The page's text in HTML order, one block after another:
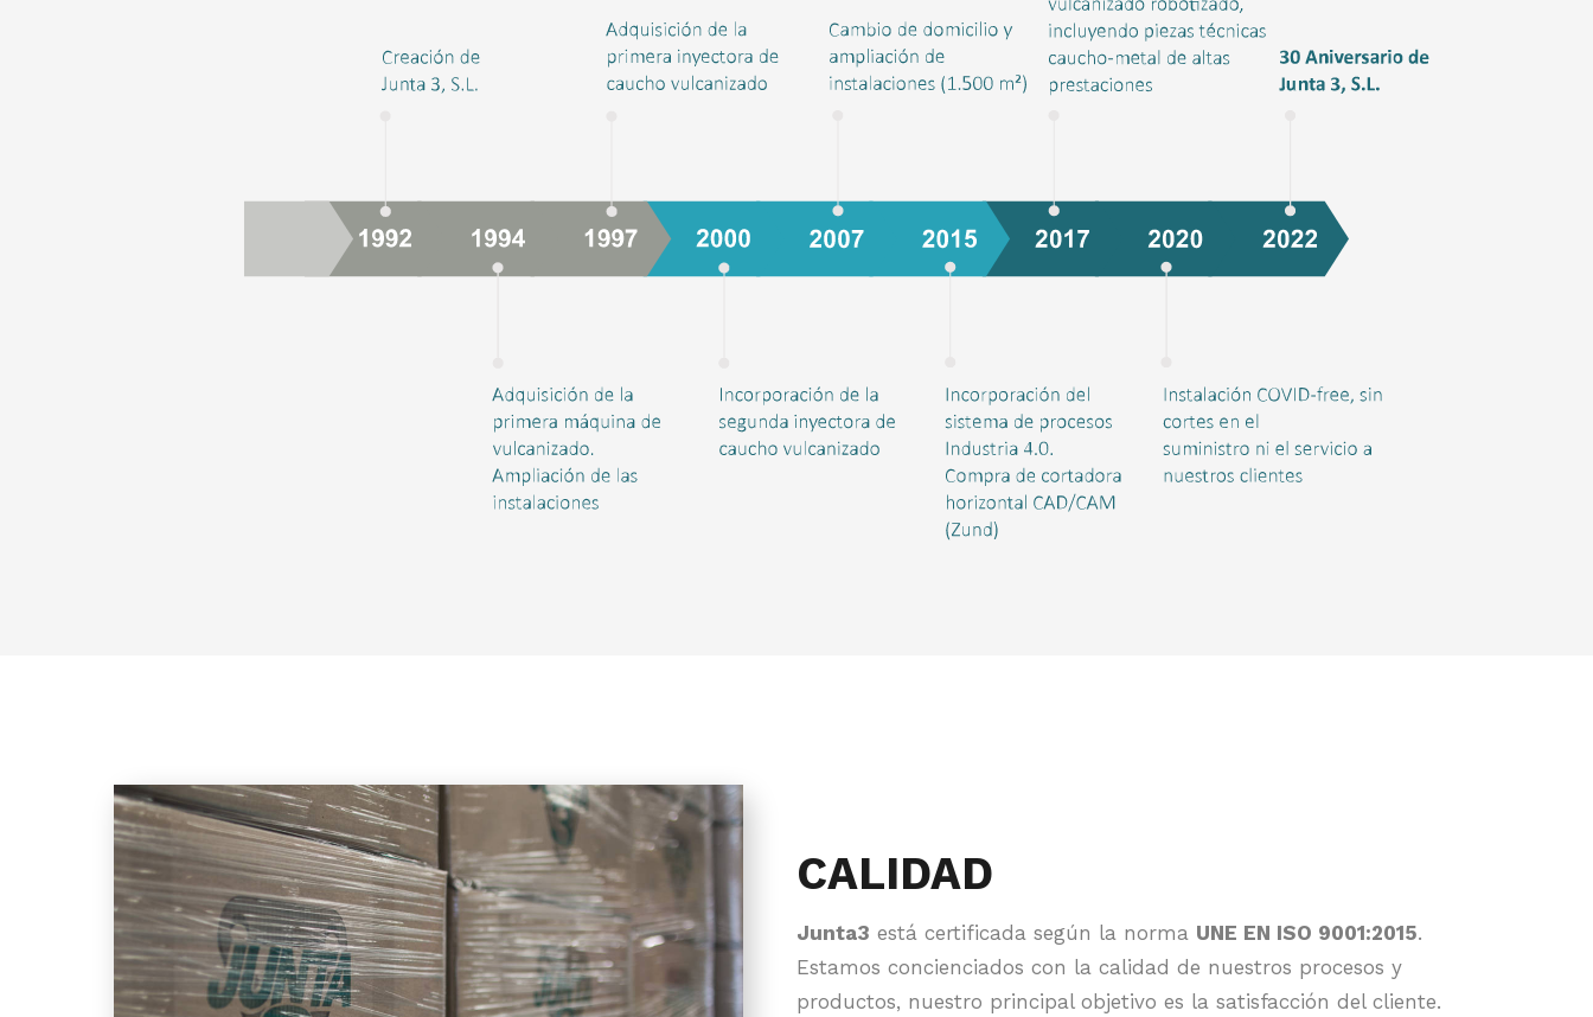
CALIDAD
Junta3 está certificada según la norma UNE EN ISO 9001:2015.
Estamos concienciados con la calidad de nuestros procesos y
productos, nuestro principal objetivo es la satisfacción del cliente.